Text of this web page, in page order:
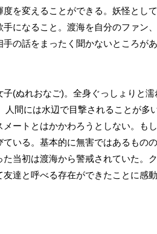
を変えることができる。妖怪とし
になること。渡海を自分のファン
の話をまったく聞かないところが
(ぬれおなご)。全身ぐっしょりと
間には水辺で目撃されることが多
ートとはかかわろうとしない。も
いる。基本的に無害ではあるもの
当初は渡海から警戒されていた。
達と呼べる存在ができたことに感